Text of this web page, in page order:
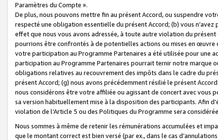
Paramètres du Compte ».
De plus, nous pouvons mettre fin au présent Accord, ou suspendre
respecté une obligation essentielle du présent Accord; (b) vous
effet que nous vous avons adressée, à toute autre violation du
pourrions être confrontés à de potentielles actions ou mises en
votre participation au Programme Partenaires a été utilisée pour une
participation au Programme Partenaires pourrait ternir notre marque
obligations relatives au recouvrement des impôts dans le cadre du
présent Accord; (g) nous avons précédemment résilié le présent
nous considérons être votre affiliée ou agissant de concert avec vous
sa version habituellement mise à la disposition des participants. Afin
violation de l’Article 5 ou des Politiques du Programme sera
Nous sommes à même de retenir les rémunérations accumulées et
que le montant correct est bien versé (par ex., dans le cas